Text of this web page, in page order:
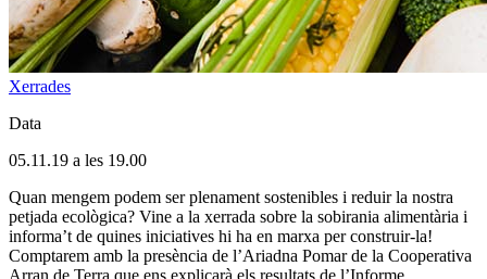
Xerrades
Data
05.11.19 a les 19.00
Quan mengem podem ser plenament sostenibles i reduir la nostra
petjada ecològica? Vine a la xerrada sobre la sobirania alimentària i
informa’t de quines iniciatives hi ha en marxa per construir-la!
Comptarem amb la presència de l’Ariadna Pomar de la Cooperativa
Arran de Terra que ens explicarà els resultats de l’Informe